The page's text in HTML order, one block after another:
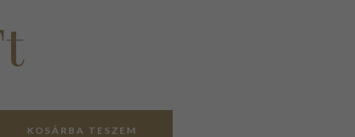
KOSÁRBA TESZEM